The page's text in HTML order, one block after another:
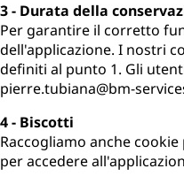
3 - Durata della
Per garantire il corretto
dell'applicazione. I nostri
definiti al punto 1. Gli
pierre.tubiana@bm-
4 - Biscotti
Raccogliamo anche
per accedere